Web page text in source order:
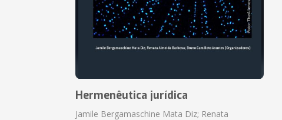
Hermenêutica jurídica
Jamile Bergamaschine Mata Diz; Renata